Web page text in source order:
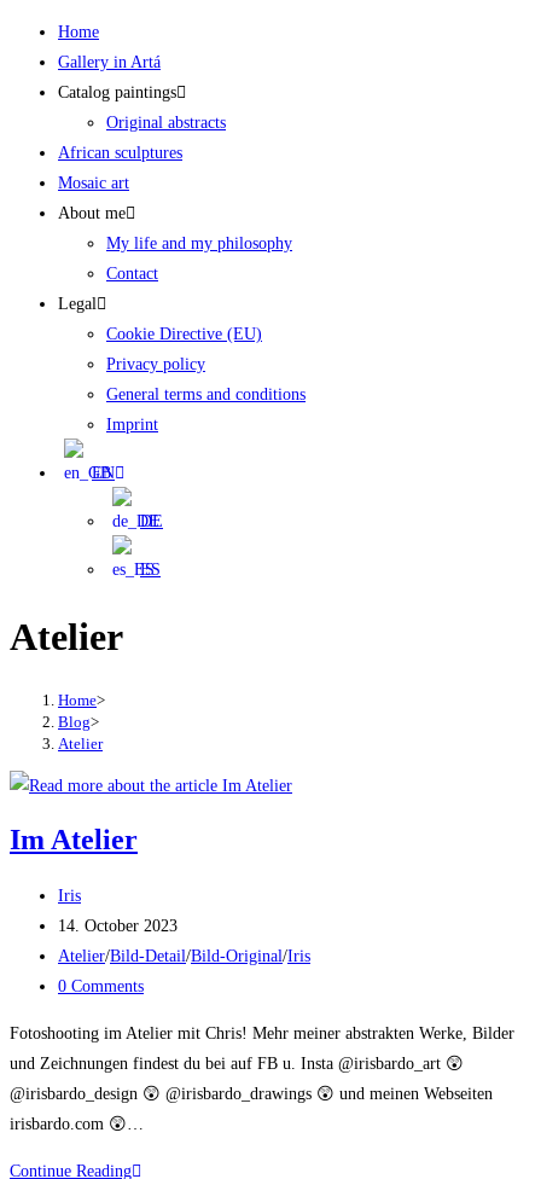
content
Home
Gallery in Artá
Catalog paintings
Original abstracts
African sculptures
Mosaic art
About me
My life and my philosophy
Contact
Legal
Cookie Directive (EU)
Privacy policy
General terms and conditions
Imprint
EN
DE
ES
Atelier
Home>
Blog>
Atelier
Im Atelier
Post
author:
Iris
Post
published:
14. October 2023
Post
category:
Atelier/Bild-Detail/Bild-Original/Iris
Post
0 Comments
Fotoshooting im Atelier mit Chris! Mehr meiner abstrakten Werke, Bilder
und Zeichnungen findest du bei auf FB u. Insta @irisbardo_art 😲
@irisbardo_design 😲 @irisbardo_drawings 😲 und meinen Webseiten
irisbardo.com 😲…
Continue ReadingIm